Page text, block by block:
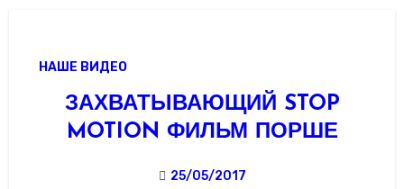
НАШЕ ВИДЕО
ЗАХВАТЫВАЮЩИЙ STOP
MOTION ФИЛЬМ ПОРШЕ
25/05/2017